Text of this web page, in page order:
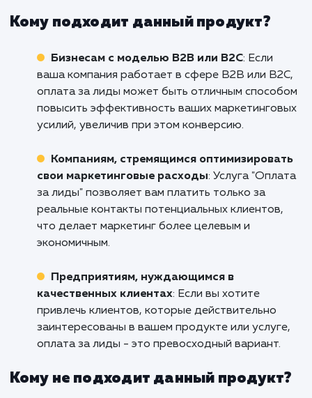
плаву, а ваш бизнес продолжал
и развиваться.
Не упустите возможность взлететь на
SEO в Михайловске! Свяжитесь с нами
сегодня, чтобы узнать больше о нашей
"Оплата за лида" и узнайте, как мы
помочь вашему бизнесу расти и
менеджер свяжется с вами в ближайшее
Кому подходит данный продукт?
Бизнесам с моделью B2B или B2C : Если
ваша компания работает в сфере B2B или